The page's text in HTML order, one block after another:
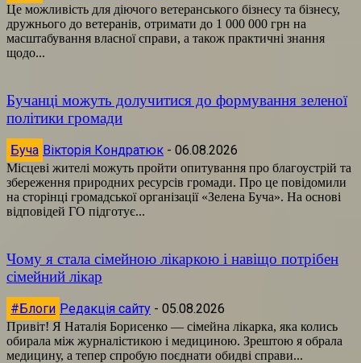
Це можливість для діючого ветеранського бізнесу та бізнесу,
дружнього до ветеранів, отримати до 1 000 000 грн на
масштабування власної справи, а також практичні знання
щодо...
Бучанці можуть долучитися до формування зеленої
політики громади
Буча Вікторія Кондратюк - 06.08.2026
Місцеві жителі можуть пройти опитування про благоустрій та
збереження природних ресурсів громади. Про це повідомили
на сторінці громадської організації «Зелена Буча». На основі
відповідей ГО підготує...
Чому я стала сімейною лікаркою і навіщо потрібен
сімейний лікар
#Блоги Редакція сайту - 05.08.2026
Привіт! Я Наталія Борисенко — сімейна лікарка, яка колись
обирала між журналістикою і медициною. Зрештою я обрала
медицину, а тепер спробую поєднати обидві справи...